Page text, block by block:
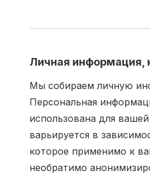
Личная информация,
Мы собираем личную
Персональная
использована для
варьируется в
которое применимо к
необратимо